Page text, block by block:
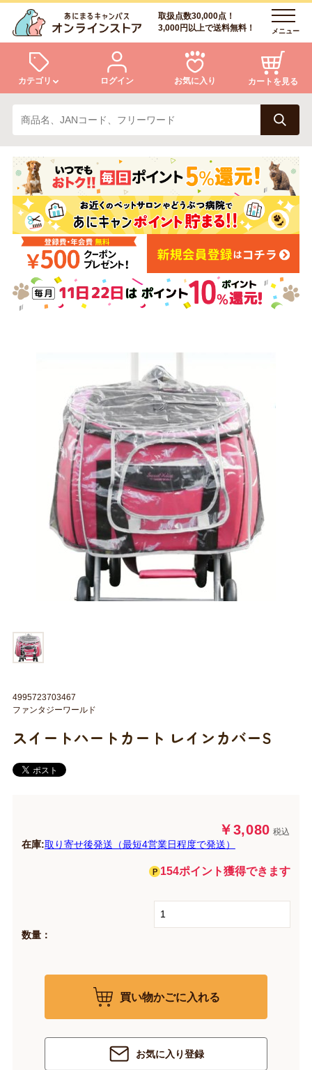
取扱点数30,000点！
3,000円以上で送料無料！
メニュー
カテゴリ
犬 猫
小動物・鳥 アクア・爬虫類・昆虫
ドッグフード キャットフード
美容・ケア用品 服・おさんぽ用品
トリマーグッズ シニアサポート
ログイン お気に入り カートを見る
ログイン
会員登録
あにまるキャンパスについて
アフターサービス
商品リクエスト
スイートハートカート レインカバーS
￥3,080 税込
在庫:取り寄せ後発送（最短4営業日程度で発送）
154ポイント獲得できます
数量：
買い物かごに入れる
お気に入り登録
4995723703467
ファンタジーワールド